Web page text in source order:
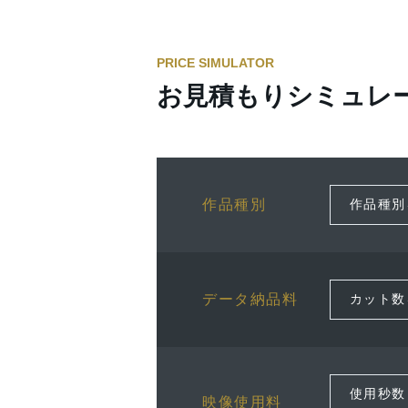
PRICE SIMULATOR
お見積もりシミュレ
作品種別
データ納品料
映像使用料